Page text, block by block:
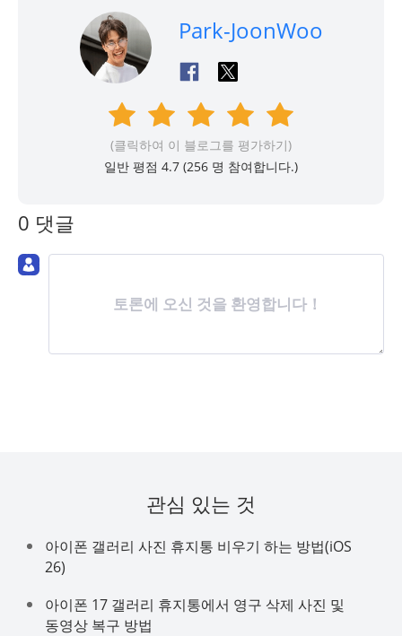
Park-JoonWoo
(클릭하여 이 블로그를 평가하기)
일반 평점 4.7 (256 명 참여합니다.)
0 댓글
토론에 오신 것을 환영합니다！
관심 있는 것
아이폰 갤러리 사진 휴지통 비우기 하는 방법(iOS
26)
아이폰 17 갤러리 휴지통에서 영구 삭제 사진 및
동영상 복구 방법